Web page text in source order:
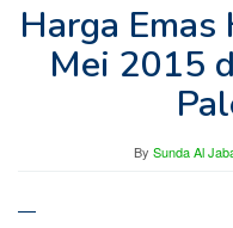
Harga
Mei 2015
By Sunda Al
—